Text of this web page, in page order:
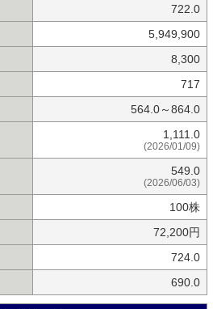
722.0
5,949,900
8,300
717
564.0～864.0
1,111.0
(2026/01/09)
549.0
(2026/06/03)
100株
72,200円
724.0
690.0